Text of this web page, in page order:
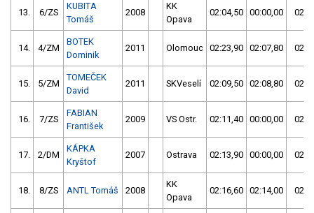
13. 6/ZS
KUBITA
Tomáš
2008
KK
Opava
02:04,50 00:00,00
14. 4/ZM
BOTEK
Dominik
2011 Olomouc 02:23,90 02:07,80
15. 5/ZM
TOMEČEK
David
2011 SKVeselí 02:09,50 02:08,80
16. 7/ZS
FABIAN
František
2009 VS Ostr. 02:11,40 00:00,00
17. 2/DM
KÁPKA
Kryštof
2007 Ostrava 02:13,90 00:00,00
18. 8/ZS ANTL Tomáš 2008
KK
Opava
02:16,60 02:14,00